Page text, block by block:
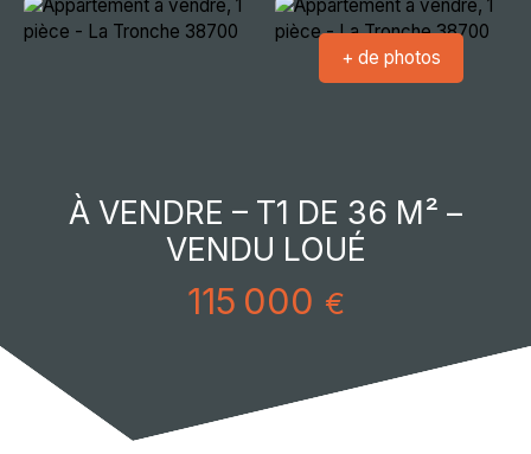
+ de photos
À VENDRE – T1 DE 36 M² –
VENDU LOUÉ
115 000 €